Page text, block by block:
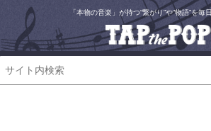
「本物の音楽」が持つ“繋がり”や“物語”を毎